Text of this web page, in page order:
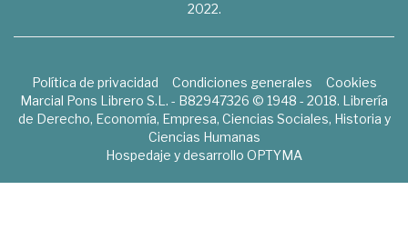
2022.
Política de privacidad Condiciones generales
Cookies
Marcial Pons Librero S.L. - B82947326 © 1948 - 2018. Librería
de Derecho, Economía, Empresa, Ciencias Sociales, Historia y
Ciencias Humanas
Hospedaje y desarrollo OPTYMA